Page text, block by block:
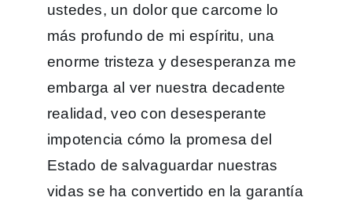
ustedes, un dolor que carcome lo
más profundo de mi espíritu, una
enorme tristeza y desesperanza me
embarga al ver nuestra decadente
realidad, veo con desesperante
impotencia cómo la promesa del
Estado de salvaguardar nuestras
vidas se ha convertido en la garantía